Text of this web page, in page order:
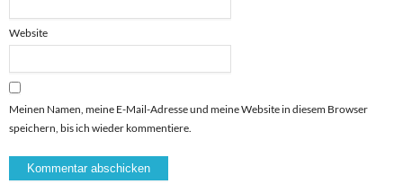
Website
Meinen Namen, meine E-Mail-Adresse und meine Website in diesem Browser
speichern, bis ich wieder kommentiere.